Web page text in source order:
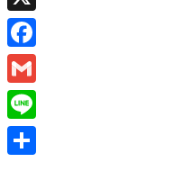
X
Facebook
Gmail
Line